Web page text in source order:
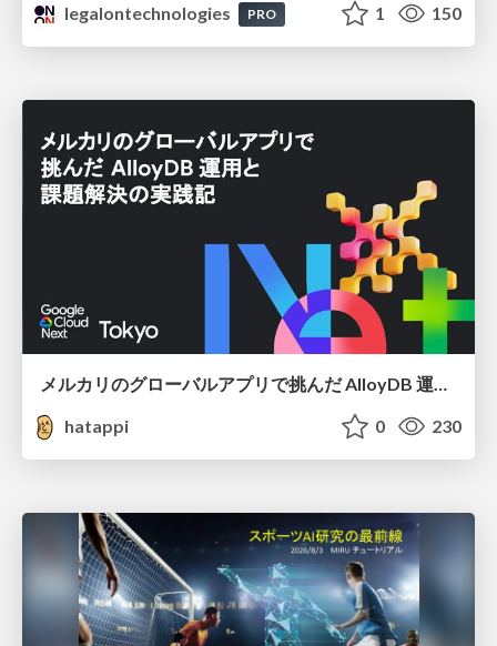
legalontechnologies
PRO 1 150
メルカリのグローバルアプリで挑んだ AlloyDB 運用と課題解決の実践記
hatappi
0 230